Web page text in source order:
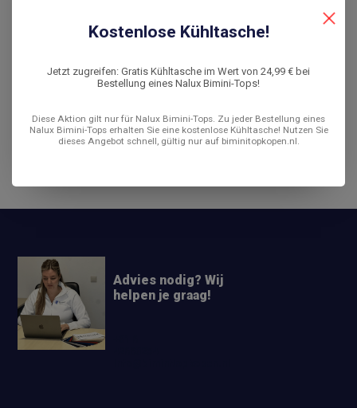
Produktbeschreibung
Bewertungen
Advies nodig? Wij
helpen je graag!
Kostenlose Kühltasche!
Jetzt zugreifen: Gratis Kühltasche im Wert von 24,99 € bei
Bestellung eines Nalux Bimini-Tops!
Diese Aktion gilt nur für Nalux Bimini-Tops. Zu jeder Bestellung eines
Nalux Bimini-Tops erhalten Sie eine kostenlose Kühltasche! Nutzen Sie
dieses Angebot schnell, gültig nur auf biminitopkopen.nl.